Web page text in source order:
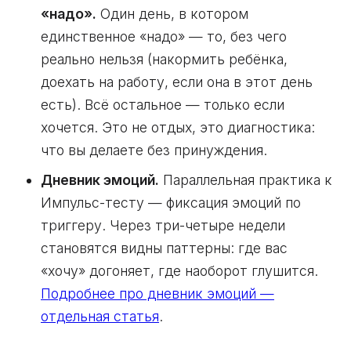
«надо». Один день, в котором
единственное «надо» — то, без чего
реально нельзя (накормить ребёнка,
доехать на работу, если она в этот день
есть). Всё остальное — только если
хочется. Это не отдых, это диагностика:
что вы делаете без принуждения.
Дневник эмоций. Параллельная практика к
Импульс-тесту — фиксация эмоций по
триггеру. Через три-четыре недели
становятся видны паттерны: где вас
«хочу» догоняет, где наоборот глушится.
Подробнее про дневник эмоций —
отдельная статья.